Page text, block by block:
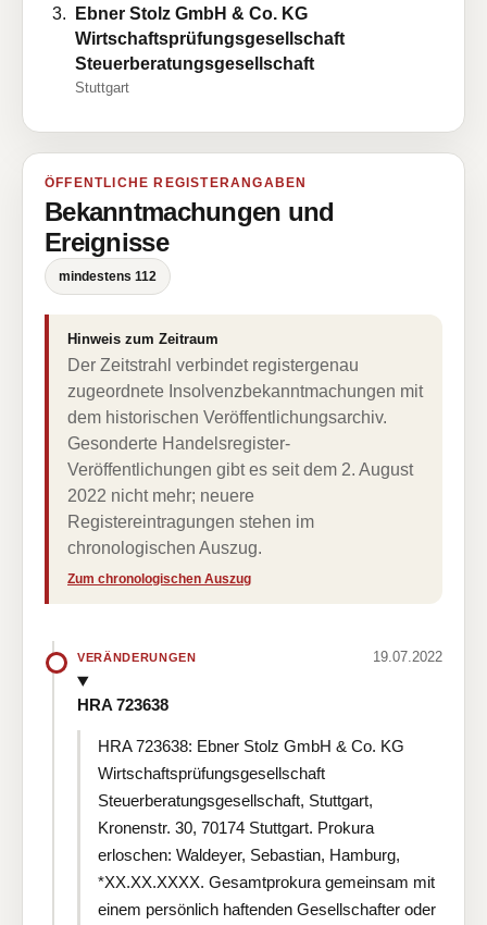
Ebner Stolz GmbH & Co. KG
Wirtschaftsprüfungsgesellschaft
Steuerberatungsgesellschaft
Stuttgart
ÖFFENTLICHE REGISTERANGABEN
Bekanntmachungen und
Ereignisse
mindestens 112
Hinweis zum Zeitraum
Der Zeitstrahl verbindet registergenau
zugeordnete Insolvenzbekanntmachungen mit
dem historischen Veröffentlichungsarchiv.
Gesonderte Handelsregister-
Veröffentlichungen gibt es seit dem 2. August
2022 nicht mehr; neuere
Registereintragungen stehen im
chronologischen Auszug.
Zum chronologischen Auszug
VERÄNDERUNGEN 19.07.2022
HRA 723638
HRA 723638: Ebner Stolz GmbH & Co. KG
Wirtschaftsprüfungsgesellschaft
Steuerberatungsgesellschaft, Stuttgart,
Kronenstr. 30, 70174 Stuttgart. Prokura
erloschen: Waldeyer, Sebastian, Hamburg,
*XX.XX.XXXX. Gesamtprokura gemeinsam mit
einem persönlich haftenden Gesellschafter oder